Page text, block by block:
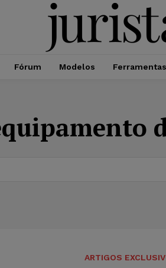
Fórum Modelos
ARTIGOS